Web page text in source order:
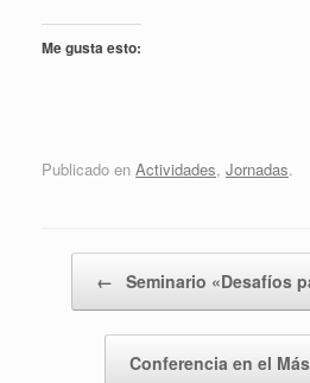
Me gusta esto:
Publicado en Actividades, Jornadas.
← Seminario «Desafíos
Conferencia en el